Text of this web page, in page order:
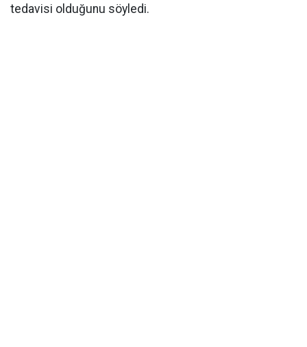
tedavisi olduğunu söyledi.